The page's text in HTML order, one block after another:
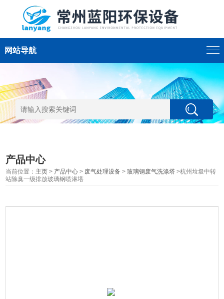
网站导航
产品中心
当前位置： 主页 > 产品中心 > 废气处理设备 >玻璃钢废气洗涤塔 >杭州垃圾中转
站除臭一级排放玻璃钢喷淋塔